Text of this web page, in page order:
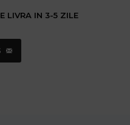
LIVRA IN 3-5 ZILE